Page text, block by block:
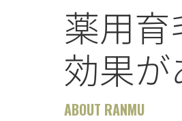
薬用
効果が
ABOUT RANMU